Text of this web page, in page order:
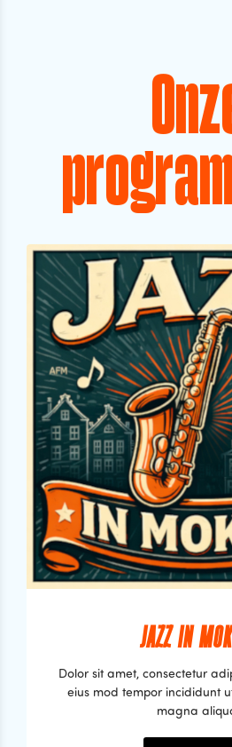
JAZZ IN
Dolor sit amet, consectetur
eius mod tempor incididunt
magna